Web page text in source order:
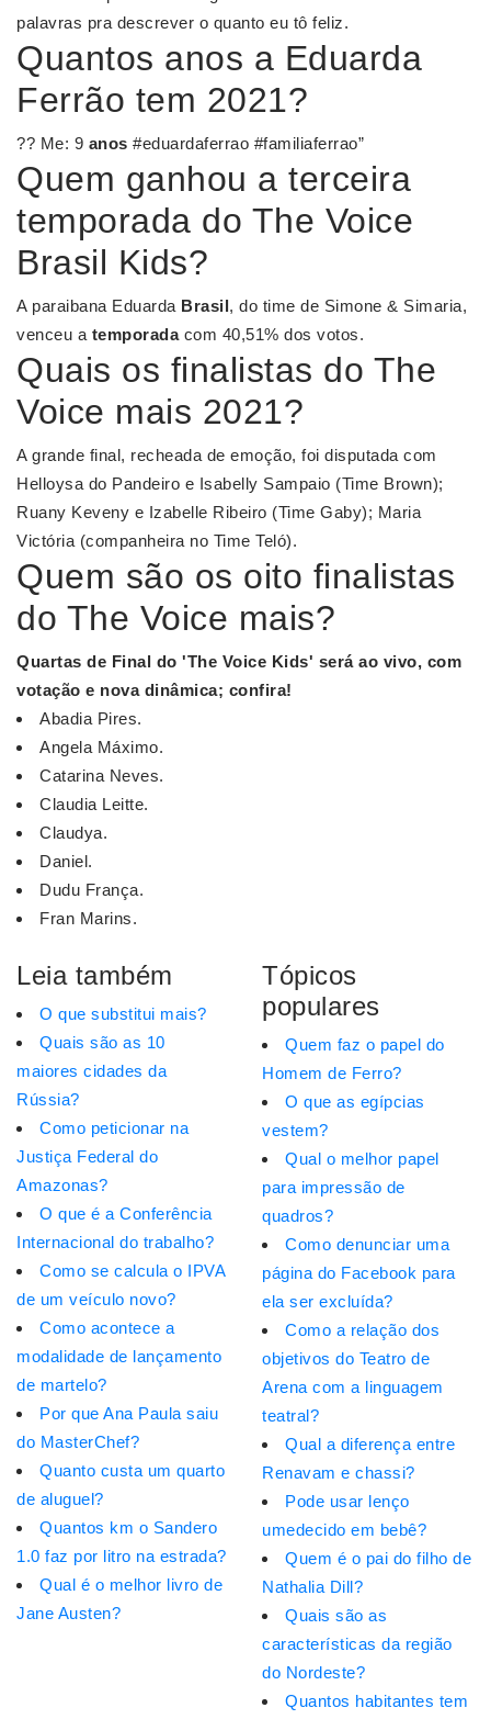
palavras pra descrever o quanto eu tô feliz.
Quantos anos a Eduarda
Ferrão tem 2021?
?? Me: 9 anos #eduardaferrao #familiaferrao”
Quem ganhou a terceira
temporada do The Voice
Brasil Kids?
A paraibana Eduarda Brasil, do time de Simone & Simaria,
venceu a temporadacom 40,51% dos votos.
Quais os finalistas do The
Voice mais 2021?
A grande final, recheada de emoção, foi disputada com
Helloysa do Pandeiro e Isabelly Sampaio (Time Brown);
Ruany Keveny e Izabelle Ribeiro (Time Gaby); Maria
Victória (companheira no Time Teló).
Quem são os oito finalistas
do The Voice mais?
Quartas de Final do 'The Voice Kids' será ao vivo, com
votação e nova dinâmica; confira!
Abadia Pires.
Angela Máximo.
Catarina Neves.
Claudia Leitte.
Claudya.
Daniel.
Dudu França.
Fran Marins.
Leia também
O que substitui mais?
Quais são as 10
maiores cidades da
Rússia?
Como peticionar na
Justiça Federal do
Amazonas?
O que é a Conferência
Internacional do trabalho?
Como se calcula o IPVA
de um veículo novo?
Como acontece a
modalidade de lançamento
de martelo?
Por que Ana Paula saiu
do MasterChef?
Quanto custa um quarto
de aluguel?
Quantos km o Sandero
1.0 faz por litro na estrada?
Qual é o melhor livro de
Jane Austen?
Tópicos
populares
Quem faz o papel do
Homem de Ferro?
O que as egípcias
vestem?
Qual o melhor papel
para impressão de
quadros?
Como denunciar uma
página do Facebook para
ela ser excluída?
Como a relação dos
objetivos do Teatro de
Arena com a linguagem
teatral?
Qual a diferença entre
Renavam e chassi?
Pode usar lenço
umedecido em bebê?
Quem é o pai do filho de
Nathalia Dill?
Quais são as
características da região
do Nordeste?
Quantos habitantes tem